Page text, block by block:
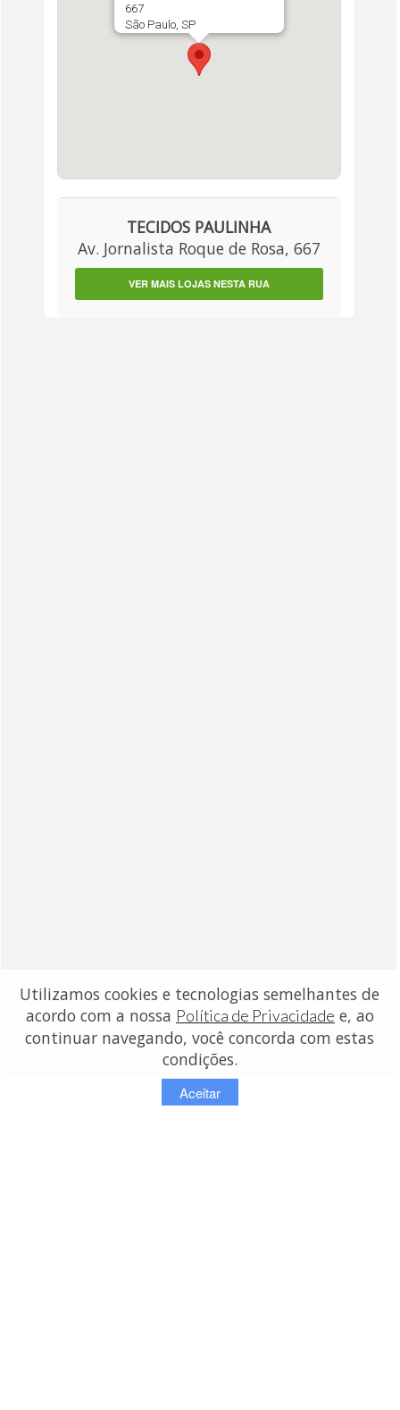
667
São Paulo, SP
TECIDOS PAULINHA
Av. Jornalista Roque de Rosa, 667
VER MAIS LOJAS NESTA RUA
Utilizamos cookies e tecnologias semelhantes de
acordo com a nossa Política de Privacidade e, ao
continuar navegando, você concorda com estas
condições.
Aceitar